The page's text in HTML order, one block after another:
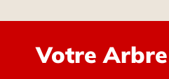
Votre